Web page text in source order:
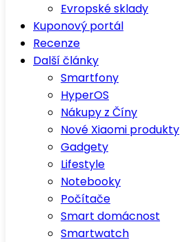
Evropské sklady
Kuponový portál
Recenze
Další články
Smartfony
HyperOS
Nákupy z Číny
Nové Xiaomi produkty
Gadgety
Lifestyle
Notebooky
Počítače
Smart domácnost
Smartwatch